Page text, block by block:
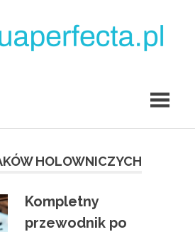
HOLOWNICZYCH
Kompletny
przewodnik po